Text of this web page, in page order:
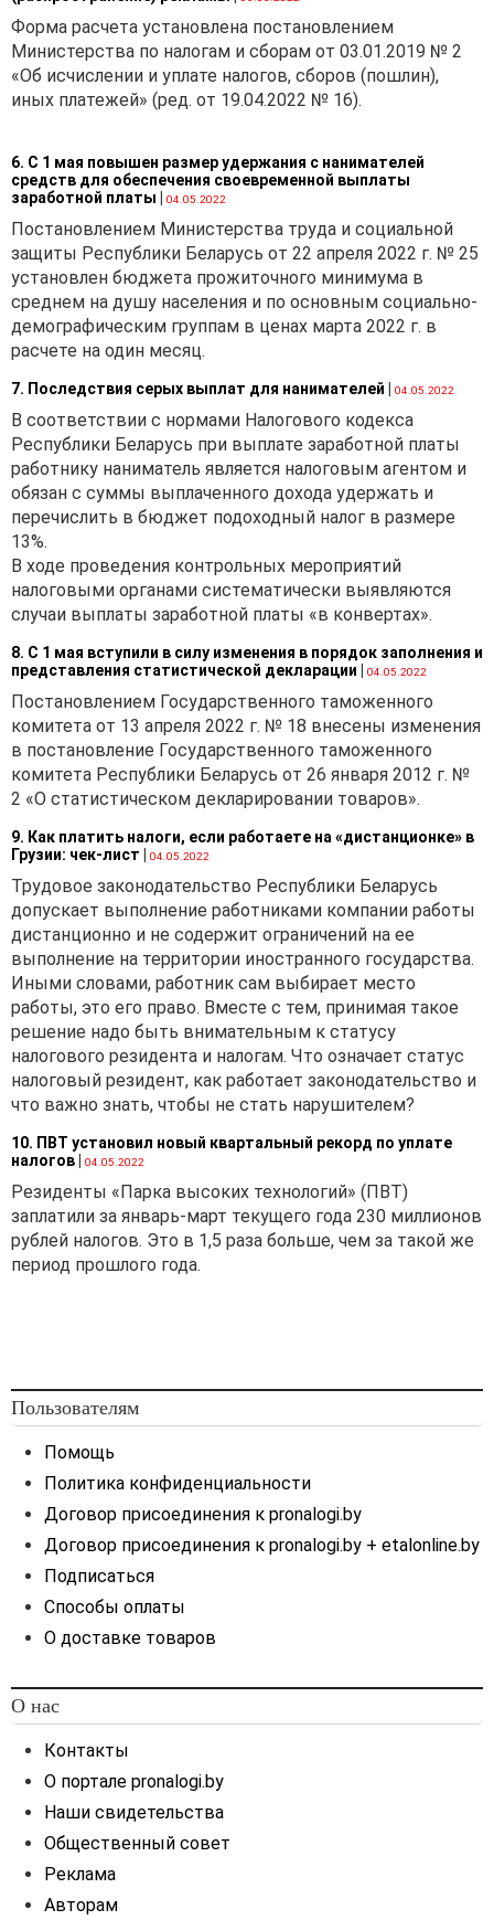
Форма расчета установлена постановлением
Министерства по налогам и сборам от 03.01.2019 № 2
«Об исчислении и уплате налогов, сборов (пошлин),
иных платежей» (ред. от 19.04.2022 № 16).
6. С 1 мая повышен размер удержания с нанимателей
средств для обеспечения своевременной выплаты
заработной платы | 04.05.2022
Постановлением Министерства труда и социальной
защиты Республики Беларусь от 22 апреля 2022 г. № 25
установлен бюджета прожиточного минимума в
среднем на душу населения и по основным социально-
демографическим группам в ценах марта 2022 г. в
расчете на один месяц.
7. Последствия серых выплат для нанимателей | 04.05.2022
В соответствии с нормами Налогового кодекса
Республики Беларусь при выплате заработной платы
работнику наниматель является налоговым агентом и
обязан с суммы выплаченного дохода удержать и
перечислить в бюджет подоходный налог в размере
13%.
В ходе проведения контрольных мероприятий
налоговыми органами систематически выявляются
случаи выплаты заработной платы «в конвертах».
8. С 1 мая вступили в силу изменения в порядок заполнения и
представления статистической декларации | 04.05.2022
Постановлением Государственного таможенного
комитета от 13 апреля 2022 г. № 18 внесены изменения
в постановление Государственного таможенного
комитета Республики Беларусь от 26 января 2012 г. №
2 «О статистическом декларировании товаров».
9. Как платить налоги, если работаете на «дистанционке» в
Грузии: чек-лист | 04.05.2022
Трудовое законодательство Республики Беларусь
допускает выполнение работниками компании работы
дистанционно и не содержит ограничений на ее
выполнение на территории иностранного государства.
Иными словами, работник сам выбирает место
работы, это его право. Вместе с тем, принимая такое
решение надо быть внимательным к статусу
налогового резидента и налогам. Что означает статус
налоговый резидент, как работает законодательство и
что важно знать, чтобы не стать нарушителем?
10. ПВТ установил новый квартальный рекорд по уплате
налогов| 04.05.2022
Резиденты «Парка высоких технологий» (ПВТ)
заплатили за январь-март текущего года 230 миллионов
рублей налогов. Это в 1,5 раза больше, чем за такой же
период прошлого года.
Пользователям
Помощь
Политика конфиденциальности
Договор присоединения к pronalogi.by
Договор присоединения к pronalogi.by + etalonline.by
Подписаться
Способы оплаты
О доставке товаров
О нас
Контакты
О портале pronalogi.by
Наши свидетельства
Общественный совет
Реклама
Авторам